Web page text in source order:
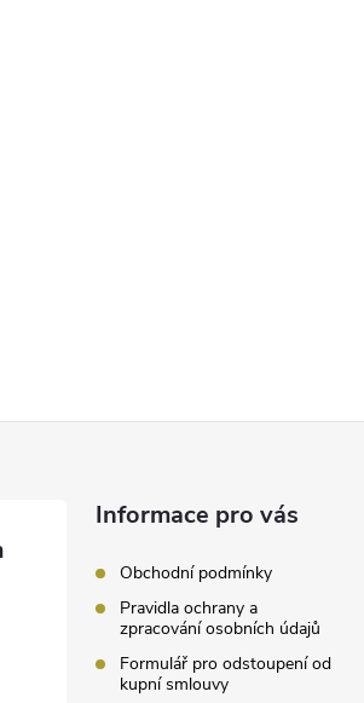
Informace pro vás
Obchodní podmínky
Pravidla ochrany a
zpracování osobních údajů
Formulář pro odstoupení od
kupní smlouvy